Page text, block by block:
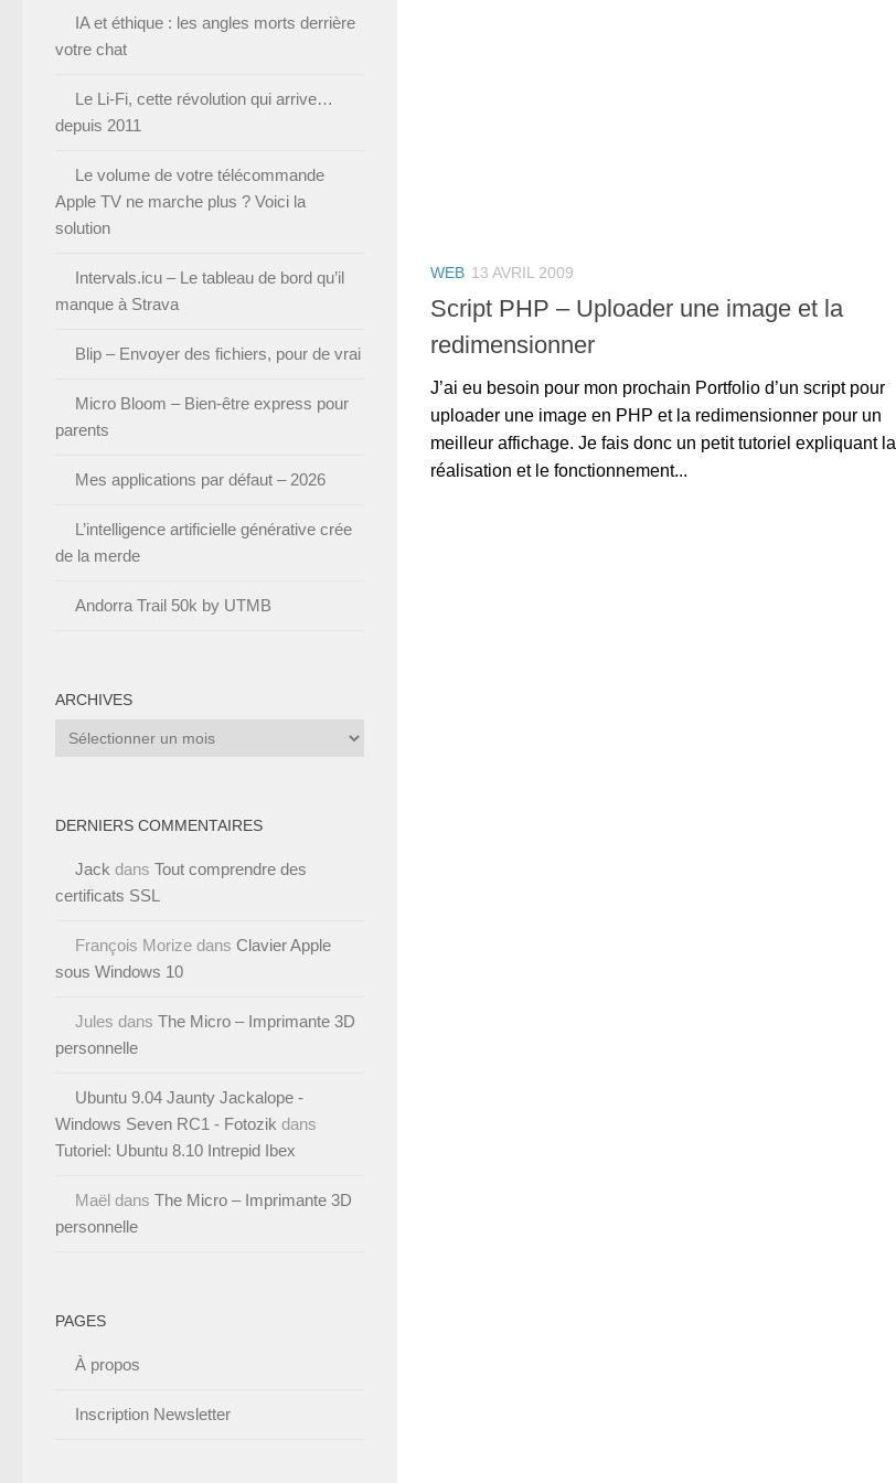
WEB 13 AVRIL 2009
Script PHP – Uploader une image et la
redimensionner
J’ai eu besoin pour mon prochain Portfolio d’un script pour
uploader une image en PHP et la redimensionner pour un
meilleur affichage. Je fais donc un petit tutoriel expliquant la
réalisation et le fonctionnement...
IA et éthique : les angles morts derrière
votre chat
Le Li-Fi, cette révolution qui arrive…
depuis 2011
Le volume de votre télécommande
Apple TV ne marche plus ? Voici la
solution
Intervals.icu – Le tableau de bord qu’il
manque à Strava
Blip – Envoyer des fichiers, pour de vrai
Micro Bloom – Bien-être express pour
parents
Mes applications par défaut – 2026
L’intelligence artificielle générative crée
de la merde
Andorra Trail 50k by UTMB
ARCHIVES
Archives
DERNIERS COMMENTAIRES
Jack dans Tout comprendre des
certificats SSL
François Morize dans Clavier Apple
sous Windows 10
Jules dans The Micro – Imprimante 3D
personnelle
Ubuntu 9.04 Jaunty Jackalope -
Windows Seven RC1 - Fotozik dans
Tutoriel: Ubuntu 8.10 Intrepid Ibex
Maël dans The Micro – Imprimante 3D
personnelle
PAGES
À propos
Inscription Newsletter